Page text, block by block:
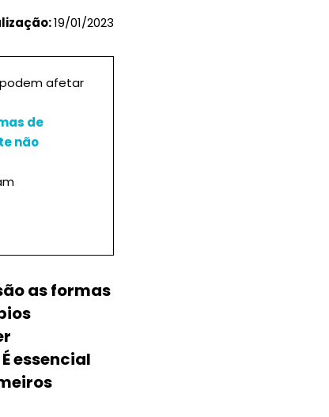
19/01/2023
afetar
de
não
as formas
essencial